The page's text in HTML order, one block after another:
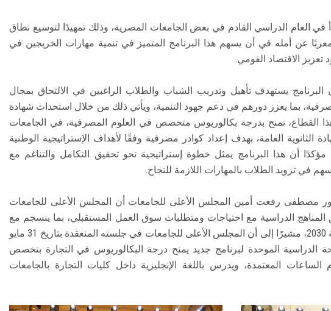
في العام الدراسي القادم في بعض الجامعات المصرية، وذلك تمهيدًا لتوسيع نطاق
معربًا عن أمله في أن يسهم هذا البرنامج المتميز في تنمية مهارات الخريجين في
الاقتصاد القومي.
يستهدف تأهيل وتدريب الشباب والطلاب الراغبين في الالتحاق بمجال
بما يعزز دورهم في دعم جهود التنمية، ويأتي ذلك من خلال استحداث شهادة
القطاع، تمنح بدرجة بكالوريوس متخصص في العلوم المصرفية، في الجامعات
الثانوية العامة، بهدف إعداد كوادر مصرفية وفقًا لأهداف الإستراتيجية الوطنية
مؤكدًا أن هذا البرنامج يمثل خطوة إستراتيجية نحو تحقيق التكامل والتناغم مع
في تزويد الطلاب بالمهارات اللازمة للنجاح.
مصطفى رفعت أمين المجلس الأعلى للجامعات أن المجلس الأعلى للجامعات
الدراسية مع احتياجات ومتطلبات سوق العمل المستقبلي، بما ينسجم مع
رؤية الدولة وخطتها الإستراتيجية 2030، مشيرًا إلى أن المجلس الأعلى للجامعات في جلسته المنعقدة بتاريخ 31 مايو
الدراسية الموحدة لبرنامج جديد يمنح درجة البكالوريوس في التجارة بتخصص
الساعات المعتمدة، ويدرس باللغة الإنجليزية داخل كليات التجارة بالجامعات